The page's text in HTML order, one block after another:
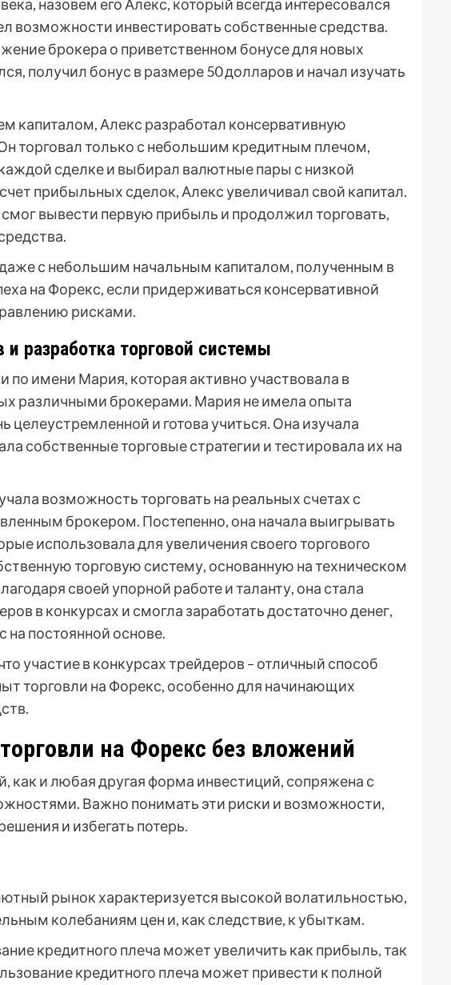
назовем его Алекс, который всегда интересовался
возможности инвестировать собственные средства.
брокера о приветственном бонусе для новых
получил бонус в размере 50 долларов и начал изучать
капиталом, Алекс разработал консервативную
торговал только с небольшим кредитным плечом,
сделке и выбирал валютные пары с низкой
прибыльных сделок, Алекс увеличивал свой капитал.
вывести первую прибыль и продолжил торговать,
с небольшим начальным капиталом, полученным в
на Форекс, если придерживаться консервативной
рисками.
разработка торговой системы
по имени Мария, которая активно участвовала в
различными брокерами. Мария не имела опыта
целеустремленной и готова учиться. Она изучала
собственные торговые стратегии и тестировала их на
возможность торговать на реальных счетах с
брокером. Постепенно, она начала выигрывать
использовала для увеличения своего торгового
торговую систему, основанную на техническом
своей упорной работе и таланту, она стала
в конкурсах и смогла заработать достаточно денег,
на постоянной основе.
участие в конкурсах трейдеров – отличный способ
торговли на Форекс, особенно для начинающих
на Форекс без вложений
как и любая другая форма инвестиций, сопряжена с
Важно понимать эти риски и возможности,
и избегать потерь.
рынок характеризуется высокой волатильностью,
колебаниям цен и, как следствие, к убыткам.
кредитного плеча может увеличить как прибыль, так
кредитного плеча может привести к полной